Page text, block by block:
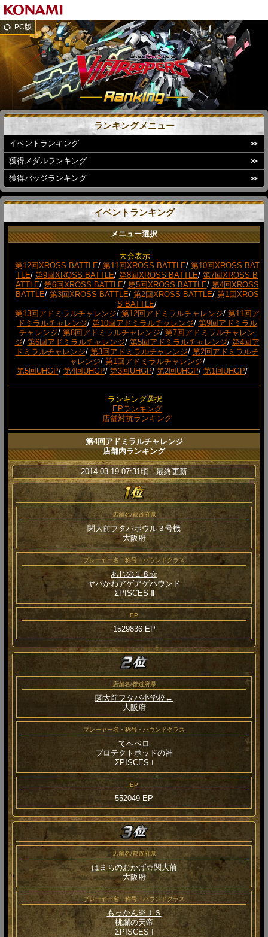
PC版
ランキングメニュー
イベントランキング
獲得メダルランキング
獲得バッジランキング
イベントランキング
メニュー選択
大会表示
第12回XROSS BATTLE/ 第11回XROSS BATTLE/ 第10回XROSS BAT
TLE/ 第9回XROSS BATTLE/ 第8回XROSS BATTLE/ 第7回XROSS B
ATTLE/ 第6回XROSS BATTLE/ 第5回XROSS BATTLE/ 第4回XROSS
BATTLE/ 第3回XROSS BATTLE/ 第2回XROSS BATTLE/ 第1回XROS
S BATTLE/
第13回アドミラルチャレンジ/ 第12回アドミラルチャレンジ/ 第11回ア
ドミラルチャレンジ/ 第10回アドミラルチャレンジ/ 第9回アドミラル
チャレンジ/ 第8回アドミラルチャレンジ/ 第7回アドミラルチャレン
ジ/ 第6回アドミラルチャレンジ/ 第5回アドミラルチャレンジ/ 第4回ア
ドミラルチャレンジ/ 第3回アドミラルチャレンジ/ 第2回アドミラルチ
ャレンジ/ 第1回アドミラルチャレンジ/
第5回UHGP/ 第4回UHGP/ 第3回UHGP/ 第2回UHGP/ 第1回UHGP/
ランキング選択
EPランキング
店舗対抗ランキング
第4回アドミラルチャレンジ
店舗内ランキング
2014.03.19 07:31頃 最終更新
店舗名/都道府県
関大前フタバボウル３号機
大阪府
プレーヤー名・称号・ハウンドクラス
あじの１８☆
ヤバかわアゲアゲハウンド
ΣPISCES Ⅱ
EP
1529836 EP
店舗名/都道府県
関大前フタバ小学校←
大阪府
プレーヤー名・称号・ハウンドクラス
てへペロ
プロテクトポッドの神
ΣPISCES Ⅰ
EP
552049 EP
店舗名/都道府県
はまちのおかげ☆関大前
大阪府
プレーヤー名・称号・ハウンドクラス
もっかん※ＪＳ
桃爛の天帝
ΣPISCES Ⅰ